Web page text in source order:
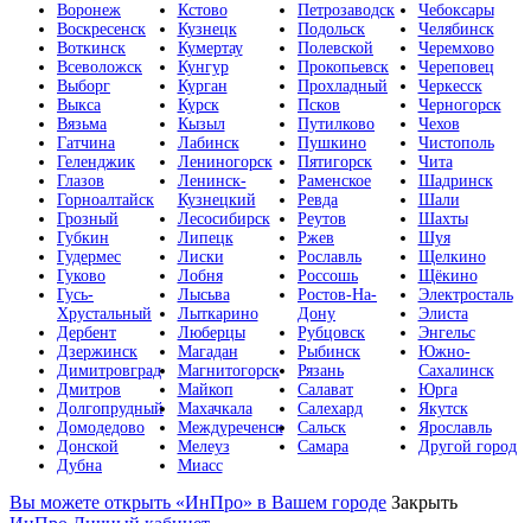
Воронеж
Воскресенск
Воткинск
Всеволожск
Выборг
Выкса
Вязьма
Гатчина
Геленджик
Глазов
Горноалтайск
Грозный
Губкин
Гудермес
Гуково
Гусь-
Хрустальный
Дербент
Дзержинск
Димитровград
Дмитров
Долгопрудный
Домодедово
Донской
Дубна
Кстово
Кузнецк
Кумертау
Кунгур
Курган
Курск
Кызыл
Лабинск
Лениногорск
Ленинск-
Кузнецкий
Лесосибирск
Липецк
Лиски
Лобня
Лысьва
Лыткарино
Люберцы
Магадан
Магнитогорск
Майкоп
Махачкала
Междуреченск
Мелеуз
Миасс
Петрозаводск
Подольск
Полевской
Прокопьевск
Прохладный
Псков
Путилково
Пушкино
Пятигорск
Раменское
Ревда
Реутов
Ржев
Рославль
Россошь
Ростов-На-
Дону
Рубцовск
Рыбинск
Рязань
Салават
Салехард
Сальск
Самара
Чебоксары
Челябинск
Черемхово
Череповец
Черкесск
Черногорск
Чехов
Чистополь
Чита
Шадринск
Шали
Шахты
Шуя
Щелкино
Щёкино
Электросталь
Элиста
Энгельс
Южно-
Сахалинск
Юрга
Якутск
Ярославль
Другой город
Вы можете открыть «ИнПро» в Вашем городе Закрыть